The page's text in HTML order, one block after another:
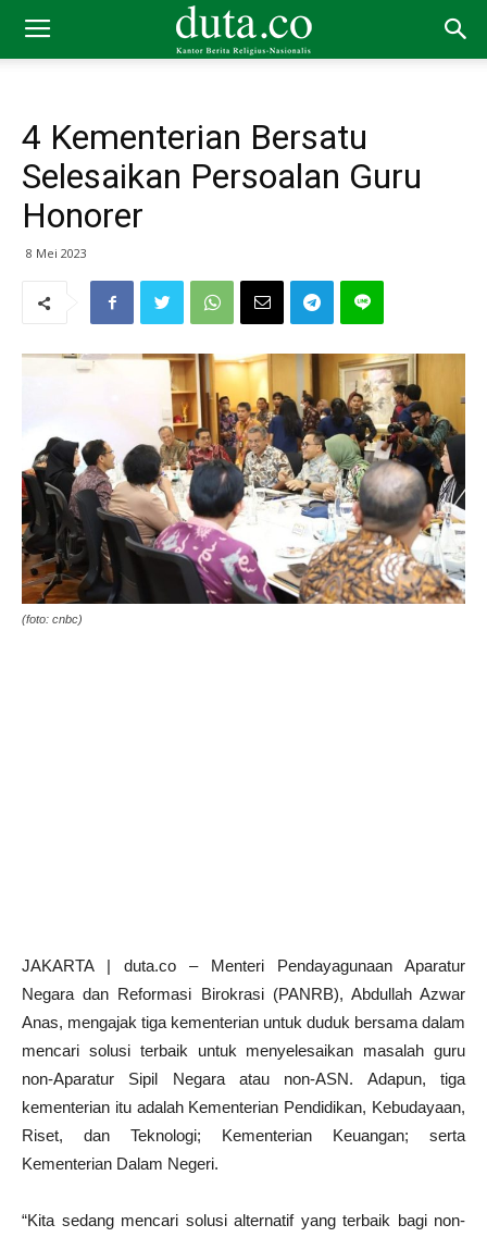
4 Kementerian Bersatu
Selesaikan Persoalan Guru
Honorer
8 Mei 2023
(foto: cnbc)
JAKARTA | duta.co – Menteri Pendayagunaan Aparatur
Negara dan Reformasi Birokrasi (PANRB), Abdullah Azwar
Anas, mengajak tiga kementerian untuk duduk bersama dalam
mencari solusi terbaik untuk menyelesaikan masalah guru
non-Aparatur Sipil Negara atau non-ASN. Adapun, tiga
kementerian itu adalah Kementerian Pendidikan, Kebudayaan,
Riset, dan Teknologi; Kementerian Keuangan; serta
Kementerian Dalam Negeri.
“Kita sedang mencari solusi alternatif yang terbaik bagi non-